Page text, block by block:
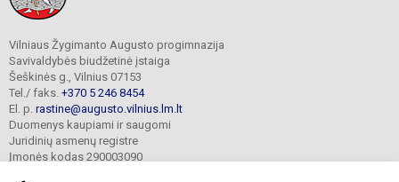
Vilniaus Žygimanto Augusto progimnazija
Savivaldybės biudžetinė įstaiga
Šeškinės g., Vilnius 07153
Tel./ faks. +370 5 246 8454
El. p. rastine@augusto.vilnius.lm.lt
Duomenys kaupiami ir saugomi
Juridinių asmenų registre
Įmonės kodas 290003090